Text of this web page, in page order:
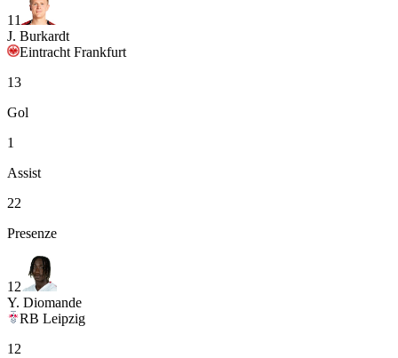
11
J. Burkardt
Eintracht Frankfurt
13
Gol
1
Assist
22
Presenze
12
Y. Diomande
RB Leipzig
12